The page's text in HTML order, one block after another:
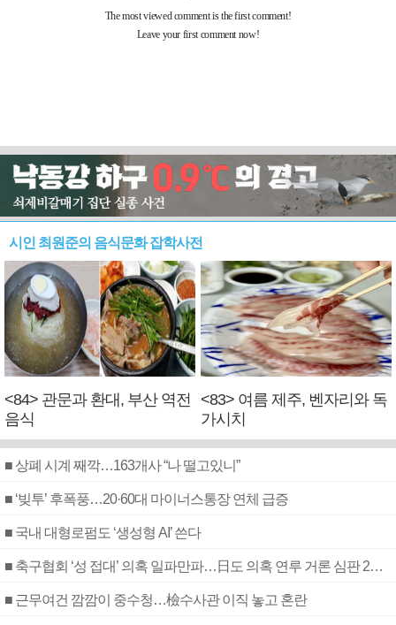
시인 최원준의 음식문화 잡학사전
<84> 관문과 환대, 부산 역전
음식
<83> 여름 제주, 벤자리와 독
가시치
■ 상폐 시계 째깍…163개사 “나 떨고있니”
■ ‘빚투’ 후폭풍…20·60대 마이너스통장 연체 급증
■ 국내 대형로펌도 ‘생성형 AI’ 쓴다
■ 축구협회 ‘성 접대’ 의혹 일파만파…日도 의혹 연루 거론 심판 2명 조사
■ 근무여건 깜깜이 중수청…檢수사관 이직 놓고 혼란